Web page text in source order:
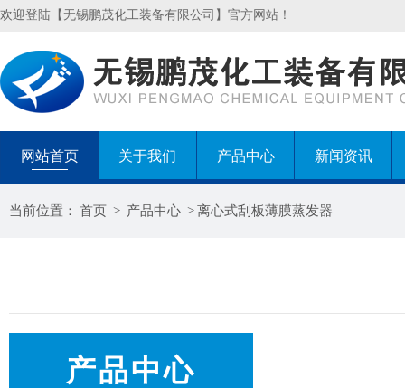
欢迎登陆【无锡鹏茂化工装备有限公司】官方网站！
网站首页 关于我们 产品中心 新闻资讯
当前位置： 首页 > 产品中心 >离心式刮板薄膜蒸发器
产品中心